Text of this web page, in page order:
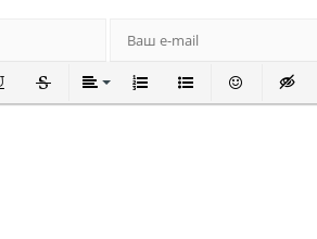
ЗАЧЕРКНУТЫЙВЫРАВНИВАНИЕ
НУМЕРОВАННЫЙВСТАВИТЬ